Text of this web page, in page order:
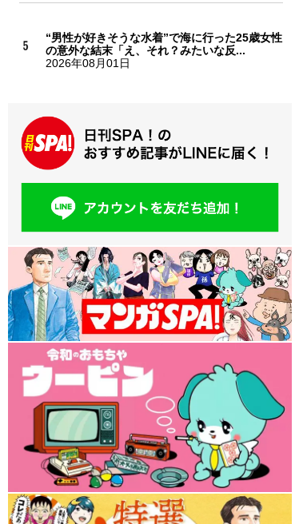
“男性が好きそうな水着”で海に行った25歳女性
の意外な結末「え、それ？みたいな反...
2026年08月01日